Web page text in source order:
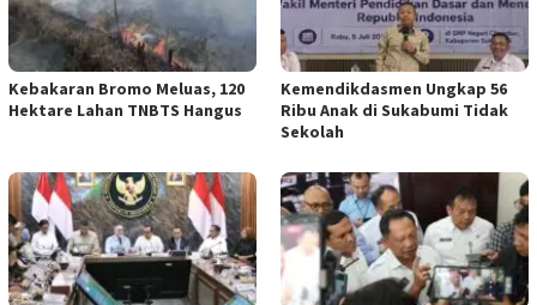
Kebakaran Bromo Meluas, 120
Hektare Lahan TNBTS Hangus
Kemendikdasmen Ungkap 56
Ribu Anak di Sukabumi Tidak
Sekolah